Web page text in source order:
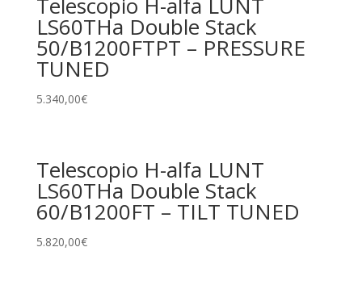
LS60THa Double Stack
50/B1200FTPT – PRESSURE
TUNED
5.340,00€
Telescopio H-alfa LUNT
LS60THa Double Stack
60/B1200FT – TILT TUNED
5.820,00€